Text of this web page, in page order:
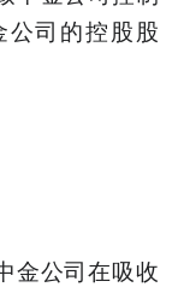
司的控股股
金公司在吸收